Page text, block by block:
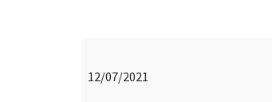
12/07/2021